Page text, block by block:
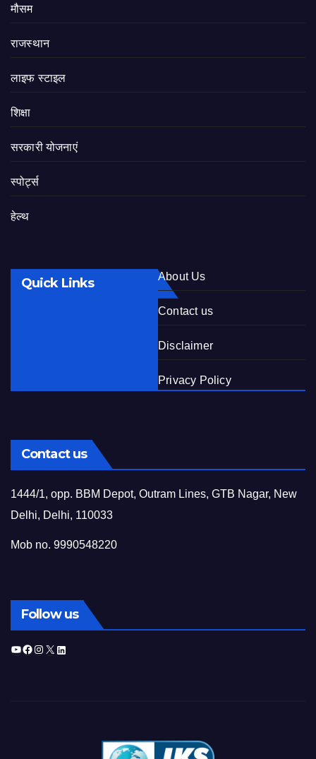
मौसम
राजस्थान
लाइफ स्टाइल
शिक्षा
सरकारी योजनाएं
स्पोर्ट्स
हेल्थ
Quick Links About Us
Contact us
Disclaimer
Privacy Policy
Contact us
1444/1, opp. BBM Depot, Outram Lines, GTB Nagar, New
Delhi, Delhi, 110033
Mob no. 9990548220
Follow us
YouTube
Facebook
Instagram
X LinkedIn